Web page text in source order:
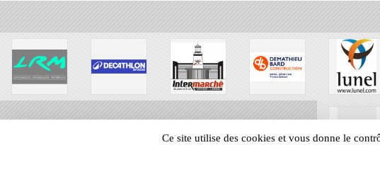
Ce site utilise des cookies et vous donne le